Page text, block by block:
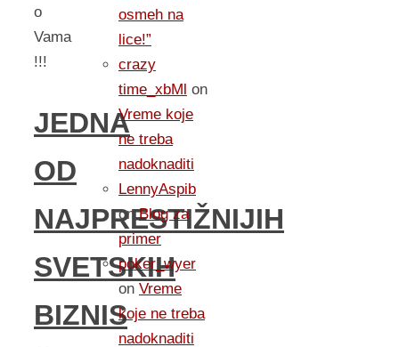
o
Vama
!!!
JEDNA
OD
NAJPRESTIŽNIJIH
SVETSKIH
BIZNIS
osmeh na
lice!”
crazy
time_xbMl on
Vreme koje
ne treba
nadoknaditi
LennyAspib
onBlog za
primer
poker_wyer
on Vreme
koje ne treba
nadoknaditi